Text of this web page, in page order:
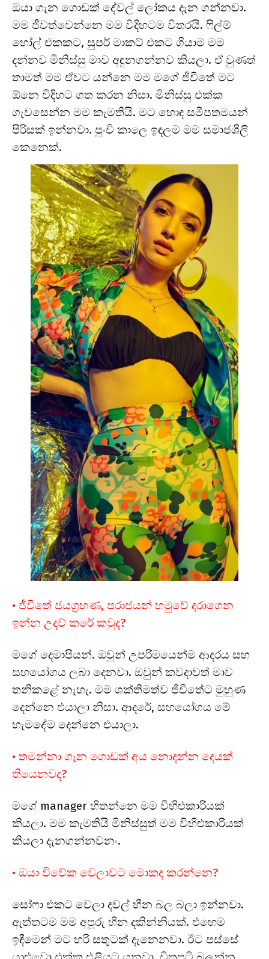
ඔයා ගැන ගොඩක් දේවල් ලෝකය දැන ගන්නවා.
මම ජීවත්වෙන්නෙ මම විදිහටම විතරයි. ෆිල්ම්
හෝල් එකකට, සුපර් මාකට් එකට ගියාම මම
දන්නව මිනිස්සු මාව අඳුනගන්නව කියලා. ඒ වුණත්
තාමත් මම ඒවට යන්නෙ මම මගේ ජීවිතේ මට
ඕනෙ විදිහට ගත කරන නිසා. මිනිස්සු එක්ක
ගැවසෙන්න මම කැමතියි. මට හොඳ සමීපතමයන්
පිරිසක් ඉන්නවා. පුංචි කාලෙ ඉඳලම මම සමාජශීලි
කෙනෙක්.
• ජීවිතේ ජයග්‍රහණ, පරාජයන් හමුවේ දරාගෙන
ඉන්න උදව් කරේ කවුද?
මගේ දෙමාපියන්. ඔවුන් උපරිමයෙන්ම ආදරය සහ
සහයෝගය ලබා දෙනවා. ඔවුන් කවදාවත් මාව
තනිකළේ නැහැ. මම ශක්තිමත්ව ජීවිතේට මුහුණ
දෙන්නෙ එයාලා නිසා. ආදරේ, සහයෝගය මේ
හැමදේම දෙන්නෙ එයාලා.
• තමන්නා ගැන ගොඩක් අය නොදන්න දෙයක්
තියෙනවද?
මගේ manager හිතන්නෙ මම විහිළුකාරියක්
කියලා. මම කැමතියි මිනිස්සුත් මම විහිළුකාරියක්
කියලා දැනගන්නවනං.
• ඔයා විවේක වෙලාවට මොකද කරන්නෙ?
සෝෆා එකට වෙලා දවල් හීන බල බලා ඉන්නවා.
ඇත්තටම මම අපූරු හීන දකින්නියක්. එහෙම
ඉඳීමෙන් මට හරි සතුටක් දැනෙනවා. ඊට පස්සේ